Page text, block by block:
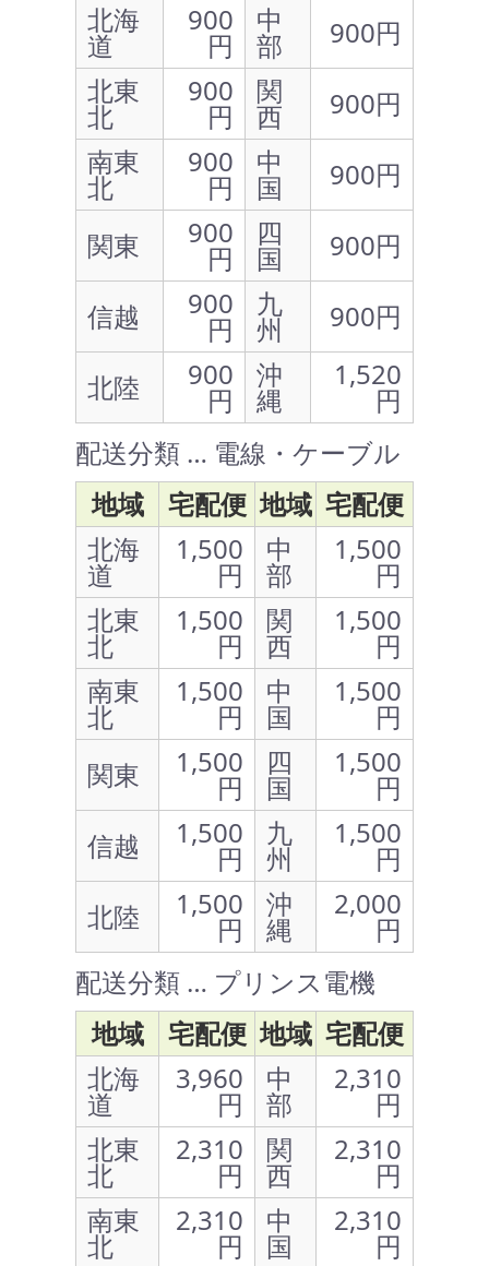
北海
道
900
円
中
部
900円
北東
北
900
円
関
西
900円
南東
北
900
円
中
国
900円
関東
900
円
四
国
900円
信越
900
円
九
州
900円
北陸
900
円
沖
縄
1,520
円
配送分類 … 電線・ケーブル
地域
宅配便 地域 宅配便
北海
道
1,500
円
中
部
1,500
円
北東
北
1,500
円
関
西
1,500
円
南東
北
1,500
円
中
国
1,500
円
関東
1,500
円
四
国
1,500
円
信越
1,500
円
九
州
1,500
円
北陸
1,500
円
沖
縄
2,000
円
配送分類 … プリンス電機
地域
宅配便 地域 宅配便
北海
道
3,960
円
中
部
2,310
円
北東
北
2,310
円
関
西
2,310
円
南東
北
2,310
円
中
国
2,310
円